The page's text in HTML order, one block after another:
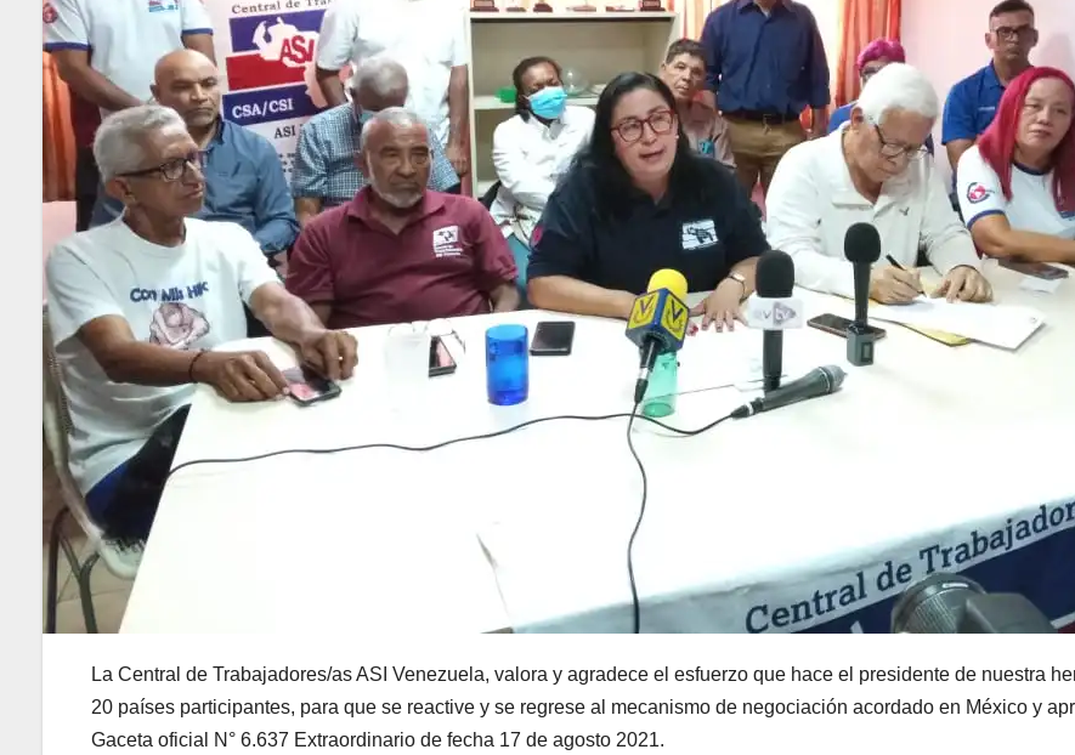
La Central de Trabajadores/as ASI Venezuela, valora y agradece el esfuerzo que hace el presidente de nuestra
20 países participantes, para que se reactive y se regrese al mecanismo de negociación acordado en México y
Gaceta oficial N° 6.637 Extraordinario de fecha 17 de agosto 2021.